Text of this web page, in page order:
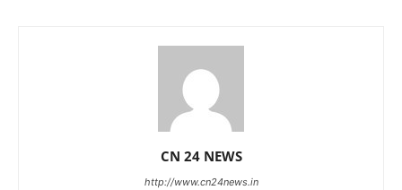
CN 24 NEWS
http://www.cn24news.in